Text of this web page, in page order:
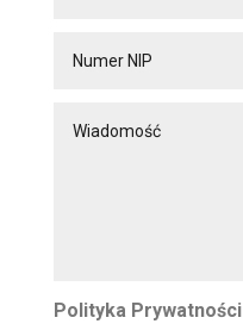
Polityka Prywatności